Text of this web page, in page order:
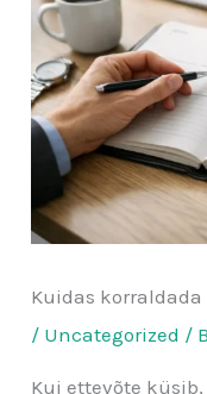
Kuidas
/ Uncategorized /
Kui ettevõte